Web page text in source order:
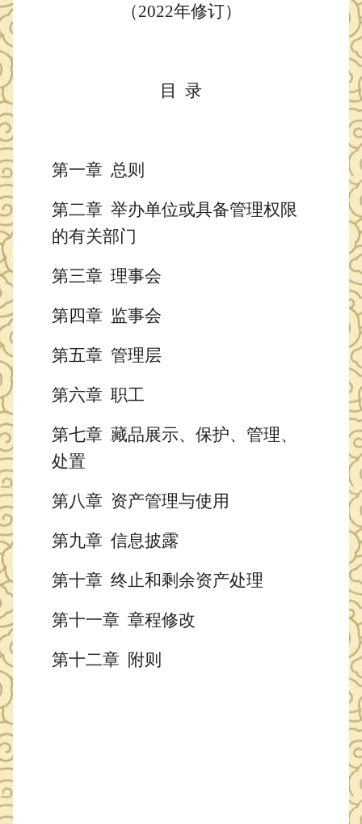
（2022年修订）
目 录
第一章 总则
第二章 举办单位或具备管理权限
的有关部门
第三章 理事会
第四章 监事会
第五章 管理层
第六章 职工
第七章 藏品展示、保护、管理、
处置
第八章 资产管理与使用
第九章 信息披露
第十章 终止和剩余资产处理
第十一章 章程修改
第十二章 附则